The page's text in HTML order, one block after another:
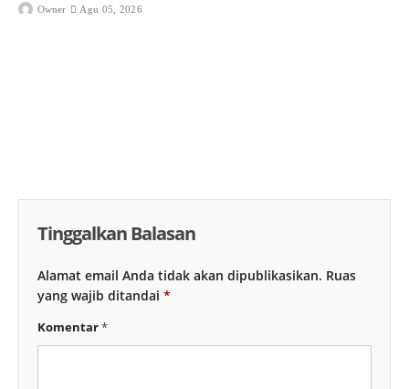
Owner Agu 05, 2026
Tinggalkan Balasan
Alamat email Anda tidak akan dipublikasikan. Ruas
yang wajib ditandai *
Komentar*